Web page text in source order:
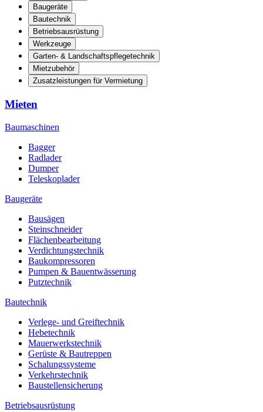
Baugeräte
Bautechnik
Betriebsausrüstung
Werkzeuge
Garten- & Landschaftspflegetechnik
Mietzubehör
Zusatzleistungen für Vermietung
Mieten
Baumaschinen
Bagger
Radlader
Dumper
Teleskoplader
Baugeräte
Bausägen
Steinschneider
Flächenbearbeitung
Verdichtungstechnik
Baukompressoren
Pumpen & Bauentwässerung
Putztechnik
Bautechnik
Verlege- und Greiftechnik
Hebetechnik
Mauerwerkstechnik
Gerüste & Bautreppen
Schalungssysteme
Verkehrstechnik
Baustellensicherung
Betriebsausrüstung